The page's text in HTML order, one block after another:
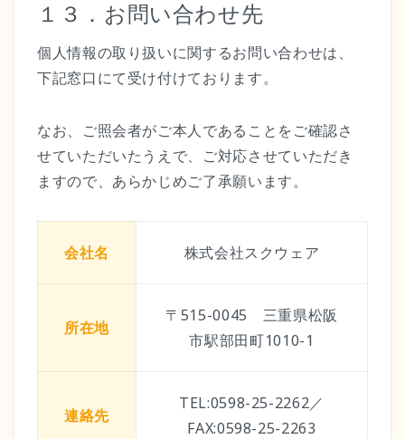
１３．お問い合わせ先
個人情報の取り扱いに関するお問い合わせは、
下記窓口にて受け付けております。
なお、ご照会者がご本人であることをご確認さ
せていただいたうえで、ご対応させていただき
ますので、あらかじめご了承願います。
会社名 株式会社スクウェア
所在地
〒515-0045 三重県松阪
市駅部田町1010-1
連絡先
TEL:0598-25-2262／
FAX:0598-25-2263